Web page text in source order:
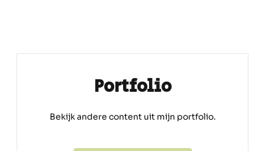
Portfolio
Bekijk andere content uit mijn portfolio.